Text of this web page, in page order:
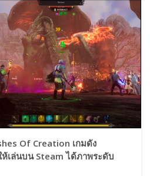
Of Creation เกมดัง
ห้เล่นบน Steam ได้ภาพระดับ